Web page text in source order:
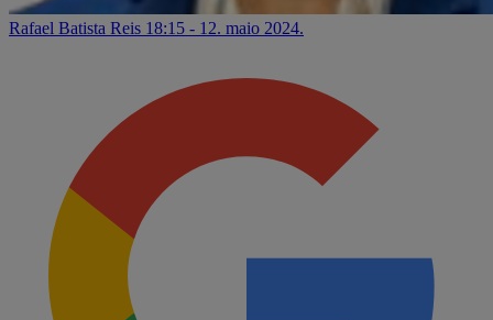
Rafael Batista Reis 18:15 - 12. maio 2024.